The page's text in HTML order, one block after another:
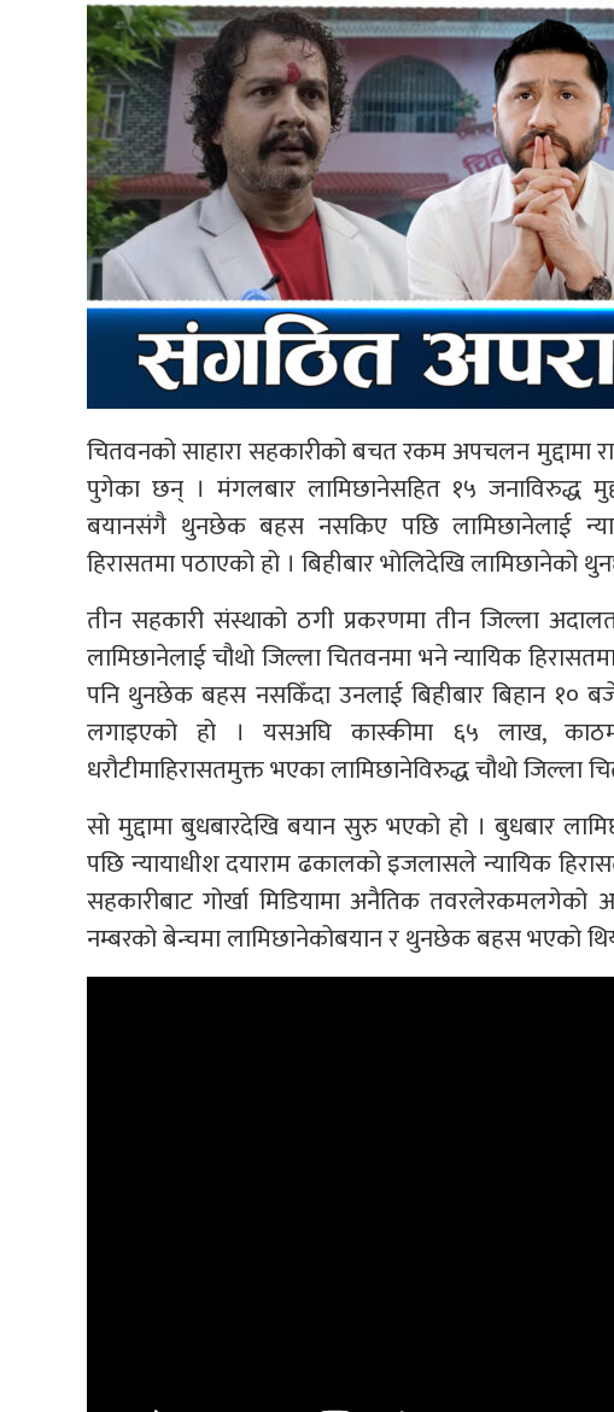
चितवनको साहारा सहकारीको बचत रकम अपचलन मुद्दामा
पुगेका छन् । मंगलबार लामिछानेसहित १५ जनाविरुद्ध
बयानसंगै थुनछेक बहस नसकिए पछि लामिछानेलाई
हिरासतमा पठाएको हो । बिहीबार भोलिदेखि
तीन सहकारी संस्थाको ठगी प्रकरणमा तीन जिल्ला
लामिछानेलाई चौथो जिल्ला चितवनमा भने न्यायिक
पनि थुनछेक बहस नसकिँदा उनलाई बिहीबार बिहान १० बजे
लगाइएको हो । यसअघि कास्कीमा ६५ लाख,
धरौटीमाहिरासतमुक्त भएका लामिछानेविरुद्ध चौथो जिल्ला
सो मुद्दामा बुधबारदेखि बयान सुरु भएको हो । बुधबार
पछि न्यायाधीश दयाराम ढकालको इजलासले न्यायिक
सहकारीबाट गोर्खा मिडियामा अनैतिक
नम्बरको बेन्चमा लामिछानेकोबयान र थुनछेक बहस भएको